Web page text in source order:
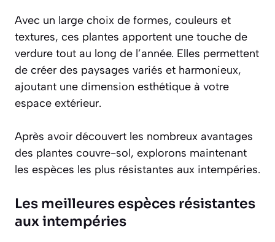
Avec un large choix de formes, couleurs et
textures, ces plantes apportent une touche de
verdure tout au long de l’année. Elles permettent
de créer des paysages variés et harmonieux,
ajoutant une dimension esthétique à votre
espace extérieur.
Après avoir découvert les nombreux avantages
des plantes couvre-sol, explorons maintenant
les espèces les plus résistantes aux intempéries.
Les meilleures espèces résistantes
aux intempéries